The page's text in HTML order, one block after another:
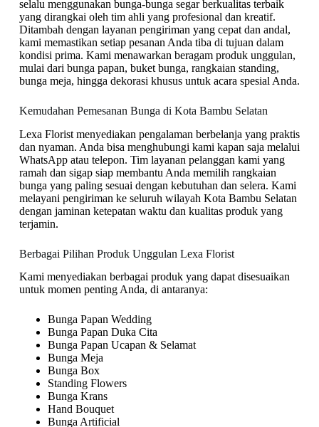
selalu menggunakan bunga-bunga segar berkualitas terbaik
yang dirangkai oleh tim ahli yang profesional dan kreatif.
Ditambah dengan layanan pengiriman yang cepat dan andal,
kami memastikan setiap pesanan Anda tiba di tujuan dalam
kondisi prima. Kami menawarkan beragam produk unggulan,
mulai dari bunga papan, buket bunga, rangkaian standing,
bunga meja, hingga dekorasi khusus untuk acara spesial Anda.
Kemudahan Pemesanan Bunga di Kota Bambu Selatan
Lexa Florist menyediakan pengalaman berbelanja yang praktis
dan nyaman. Anda bisa menghubungi kami kapan saja melalui
WhatsApp atau telepon. Tim layanan pelanggan kami yang
ramah dan sigap siap membantu Anda memilih rangkaian
bunga yang paling sesuai dengan kebutuhan dan selera. Kami
melayani pengiriman ke seluruh wilayah Kota Bambu Selatan
dengan jaminan ketepatan waktu dan kualitas produk yang
terjamin.
Berbagai Pilihan Produk Unggulan Lexa Florist
Kami menyediakan berbagai produk yang dapat disesuaikan
untuk momen penting Anda, di antaranya:
Bunga Papan Wedding
Bunga Papan Duka Cita
Bunga Papan Ucapan & Selamat
Bunga Meja
Bunga Box
Standing Flowers
Bunga Krans
Hand Bouquet
Bunga Artificial